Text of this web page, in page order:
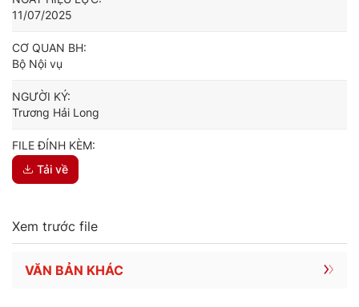
11/07/2025
CƠ QUAN BH:
Bộ Nội vụ
NGƯỜI KÝ:
Trương Hải Long
FILE ĐÍNH KÈM:
Tải về
Xem trước file
VĂN BẢN KHÁC